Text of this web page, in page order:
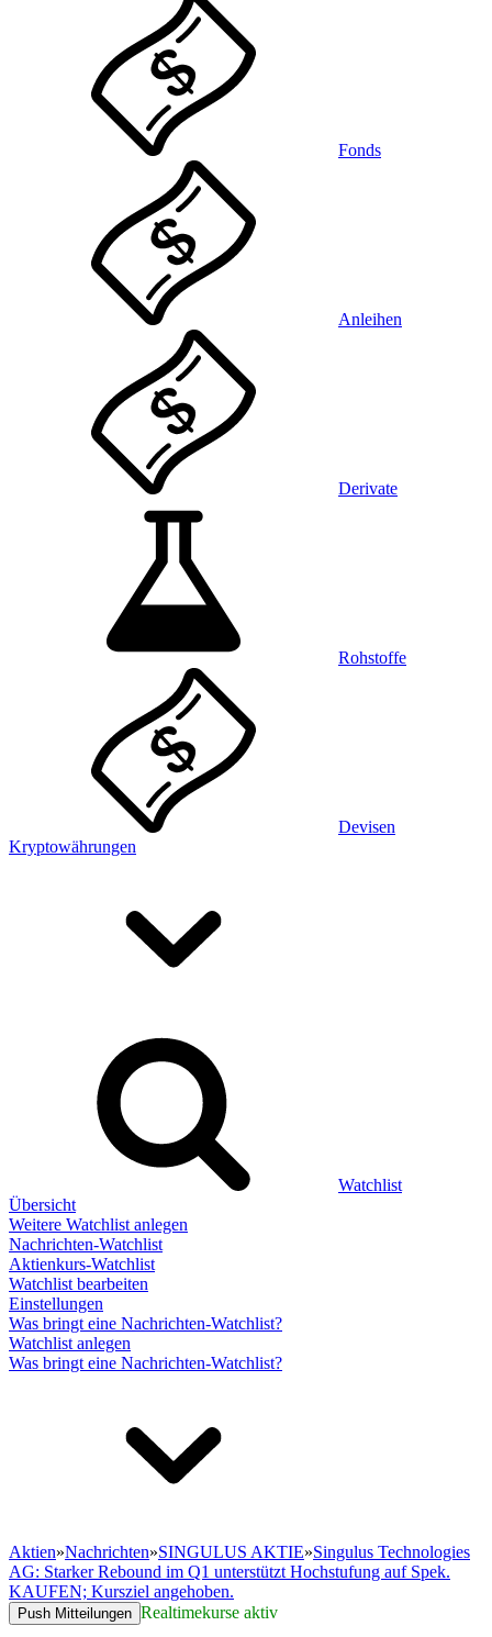
Fonds
Anleihen
Derivate
Rohstoffe
Devisen
Kryptowährungen
Watchlist
Übersicht
Weitere Watchlist anlegen
Nachrichten-Watchlist
Aktienkurs-Watchlist
Watchlist bearbeiten
Einstellungen
Was bringt eine Nachrichten-Watchlist?
Watchlist anlegen
Was bringt eine Nachrichten-Watchlist?
Aktien»Nachrichten»SINGULUS AKTIE»Singulus Technologies
AG: Starker Rebound im Q1 unterstützt Hochstufung auf Spek.
KAUFEN; Kursziel angehoben.
Push Mitteilungen Realtimekurse aktiv